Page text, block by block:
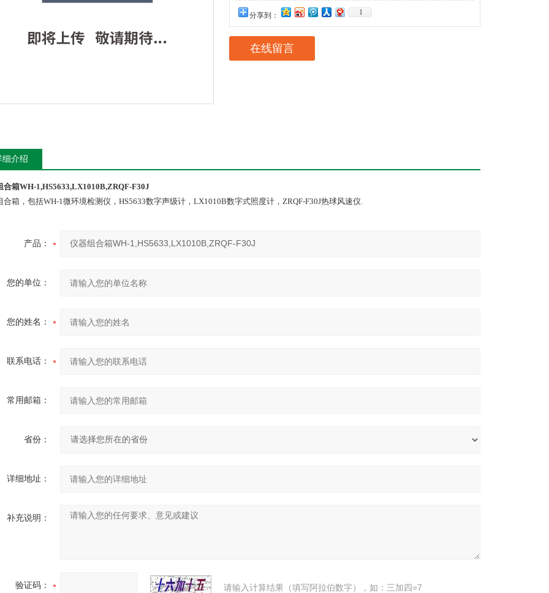
分享到： 1
在线留言
细介绍
合箱WH-1,HS5633,LX1010B,ZRQF-F30J
合箱，包括WH-1微环境检测仪，HS5633数字声级计，LX1010B数字式照度计，ZRQF-F30J热球风速仪.
产品：
您的单位：
您的姓名：
联系电话：
常用邮箱：
省份：
详细地址：
补充说明：
验证码： 请输入计算结果（填写阿拉伯数字），如：三加四=7